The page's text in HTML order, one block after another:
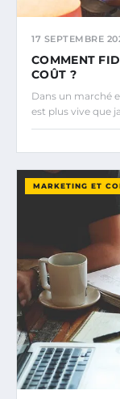
17 SEPTEMBRE
COMMENT
COÛT ?
Dans un marché
est plus vive que
MARKETING ET